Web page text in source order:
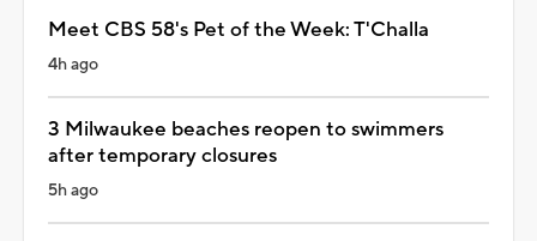
Meet CBS 58's Pet of the Week: T'Challa
4h ago
3 Milwaukee beaches reopen to swimmers
after temporary closures
5h ago